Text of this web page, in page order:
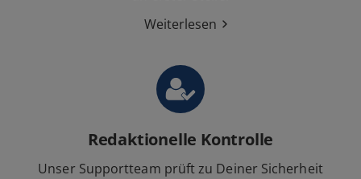
Weiterlesen
Redaktionelle Kontrolle
Unser Supportteam prüft zu Deiner Sicherheit